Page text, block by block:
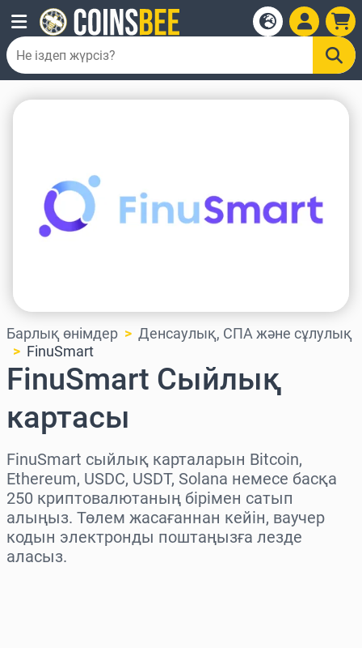
Барлық өнімдер
Денсаулық, СПА және сұлулық
FinuSmart
FinuSmart Сыйлық
картасы
FinuSmart сыйлық карталарын Bitcoin,
Ethereum, USDC, USDT, Solana немесе басқа
250 криптовалютаның бірімен сатып
алыңыз. Төлем жасағаннан кейін, ваучер
кодын электронды поштаңызға лезде
аласыз.